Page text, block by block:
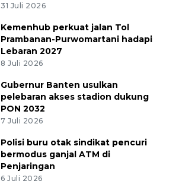
31 Juli 2026
Kemenhub perkuat jalan Tol
Prambanan-Purwomartani hadapi
Lebaran 2027
8 Juli 2026
Gubernur Banten usulkan
pelebaran akses stadion dukung
PON 2032
7 Juli 2026
Polisi buru otak sindikat pencuri
bermodus ganjal ATM di
Penjaringan
6 Juli 2026